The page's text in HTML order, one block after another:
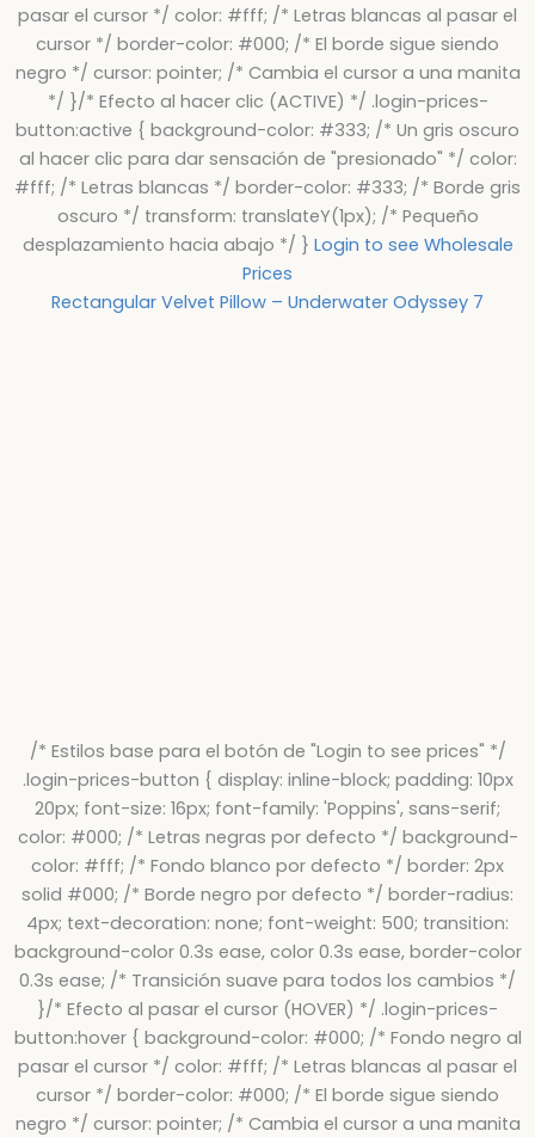
pasar el cursor */ color: #fff; /* Letras blancas al pasar el
cursor */ border-color: #000; /* El borde sigue siendo
negro */ cursor: pointer; /* Cambia el cursor a una manita
*/ }/* Efecto al hacer clic (ACTIVE) */ .login-prices-
button:active { background-color: #333; /* Un gris oscuro
al hacer clic para dar sensación de "presionado" */ color:
#fff; /* Letras blancas */ border-color: #333; /* Borde gris
oscuro */ transform: translateY(1px); /* Pequeño
desplazamiento hacia abajo */ } Login to see Wholesale
Prices
Rectangular Velvet Pillow – Underwater Odyssey 7
/* Estilos base para el botón de "Login to see prices" */
.login-prices-button { display: inline-block; padding: 10px
20px; font-size: 16px; font-family: 'Poppins', sans-serif;
color: #000; /* Letras negras por defecto */ background-
color: #fff; /* Fondo blanco por defecto */ border: 2px
solid #000; /* Borde negro por defecto */ border-radius:
4px; text-decoration: none; font-weight: 500; transition:
background-color 0.3s ease, color 0.3s ease, border-color
0.3s ease; /* Transición suave para todos los cambios */
}/* Efecto al pasar el cursor (HOVER) */ .login-prices-
button:hover { background-color: #000; /* Fondo negro al
pasar el cursor */ color: #fff; /* Letras blancas al pasar el
cursor */ border-color: #000; /* El borde sigue siendo
negro */ cursor: pointer; /* Cambia el cursor a una manita